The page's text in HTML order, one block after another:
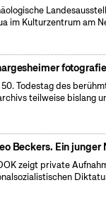
im Kulturzentrum am
Todestag des
teilweise bislang
Beckers. Ein
zeigt private